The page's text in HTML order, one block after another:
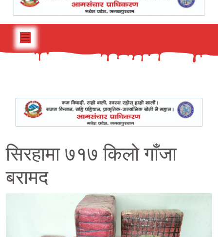
सिरहामा ७१७ किलो गाँजा
बरामद